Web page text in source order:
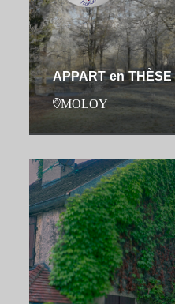
APPART en THÈSE
MOLOY